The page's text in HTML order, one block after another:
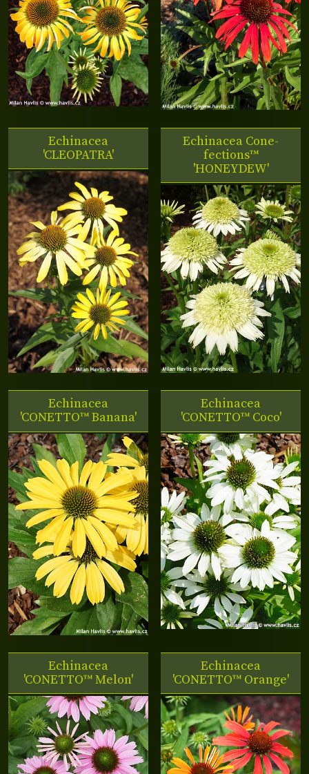
Echinacea
'CLEOPATRA'
Echinacea Cone-
fections™
'HONEYDEW'
Echinacea
'CONETTO™ Banana'
Echinacea
'CONETTO™ Coco'
Echinacea
'CONETTO™ Melon'
Echinacea
'CONETTO™ Orange'